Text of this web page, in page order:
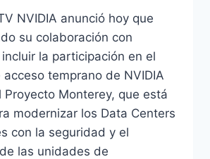
NVIDIA anunció hoy que
su colaboración con
la participación en el
temprano de NVIDIA
Proyecto Monterey, que está
modernizar los Data Centers
con la seguridad y el
las unidades de